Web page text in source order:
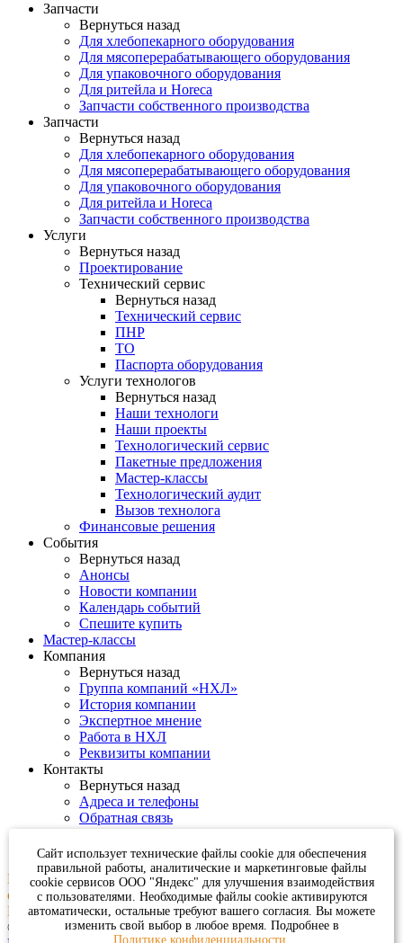
Запчасти
Вернуться назад
Для хлебопекарного оборудования
Для мясоперерабатывающего оборудования
Для упаковочного оборудования
Для ритейла и Horeca
Запчасти собственного производства
Запчасти
Вернуться назад
Для хлебопекарного оборудования
Для мясоперерабатывающего оборудования
Для упаковочного оборудования
Для ритейла и Horeca
Запчасти собственного производства
Услуги
Вернуться назад
Проектирование
Технический сервис
Вернуться назад
Технический сервис
ПНР
ТО
Паспорта оборудования
Услуги технологов
Вернуться назад
Наши технологи
Наши проекты
Технологический сервис
Пакетные предложения
Мастер-классы
Технологический аудит
Вызов технолога
Финансовые решения
События
Вернуться назад
Анонсы
Новости компании
Календарь событий
Спешите купить
Мастер-классы
Компания
Вернуться назад
Группа компаний «НХЛ»
История компании
Экспертное мнение
Работа в НХЛ
Реквизиты компании
Контакты
Вернуться назад
Адреса и телефоны
Обратная связь
К сожалению, на сайте идут технические работы, формы
обратной связи временно не доступны
Пожалуйста, свяжитесь с нами по телефону+7 831 2-883-884
© ООО «НХ-Логистик», 2026 (ИНН 5257154509)
Сайт использует технические файлы cookie для обеспечения
правильной работы, аналитические и маркетинговые файлы
cookie сервисов ООО "Яндекс" для улучшения взаимодействия
с пользователями. Необходимые файлы cookie активируются
автоматически, остальные требуют вашего согласия. Вы можете
изменить свой выбор в любое время. Подробнее в
Политике конфиденциальности.